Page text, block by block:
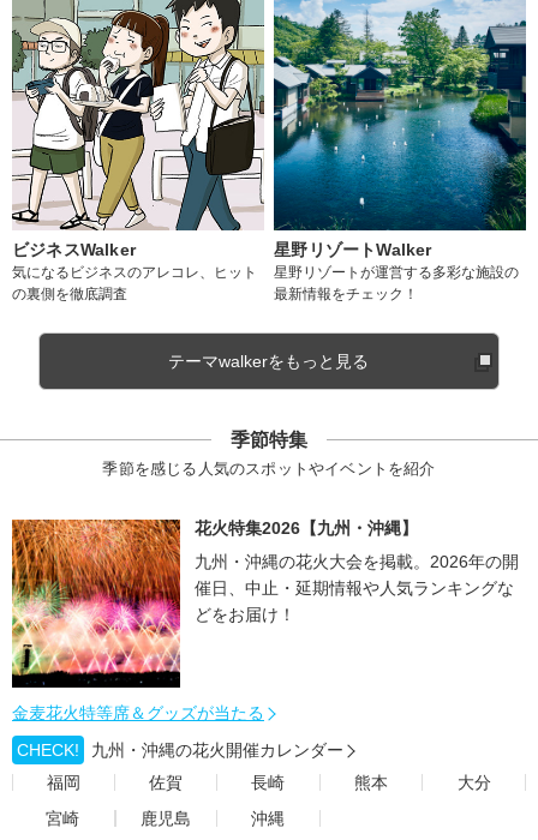
ビジネスWalker
気になるビジネスのアレコレ、ヒット
の裏側を徹底調査
星野リゾートWalker
星野リゾートが運営する多彩な施設の
最新情報をチェック！
テーマwalkerをもっと見る
季節特集
季節を感じる人気のスポットやイベントを紹介
花火特集2026【九州・沖縄】
九州・沖縄の花火大会を掲載。2026年の開
催日、中止・延期情報や人気ランキングな
どをお届け！
金麦花火特等席＆グッズが当たる
CHECK!
九州・沖縄の花火開催カレンダー
福岡
佐賀 長崎 熊本
大分
宮崎
鹿児島 沖縄